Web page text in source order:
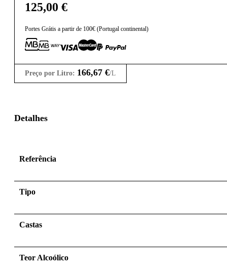
125,00 €
Portes Grátis a partir de 100€ (Portugal continental)
Preço por Litro: 166,67 €/L
Detalhes
Referência
Tipo
Castas
Teor Alcoólico